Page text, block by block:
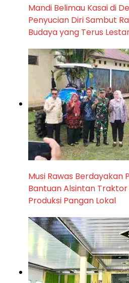
Mandi Belimau Kasai di
Penyucian Diri Sambut
Budaya yang Terus
Musi Rawas Berdayakan
Bantuan Alsintan
Produksi Pangan Lokal